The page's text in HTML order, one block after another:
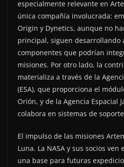
especialmente relevante en
única compañía involucrada:
Origin y Dynetics, aunque no
principal, siguen desarrollando
componentes que podrían
misiones. Por otro lado, la
materializa a través de la
(ESA), que proporciona el
Orión, y de la Agencia Espacial
colabora en sistemas de
El impulso de las misiones
Luna. La NASA y sus socios
una base para futuras